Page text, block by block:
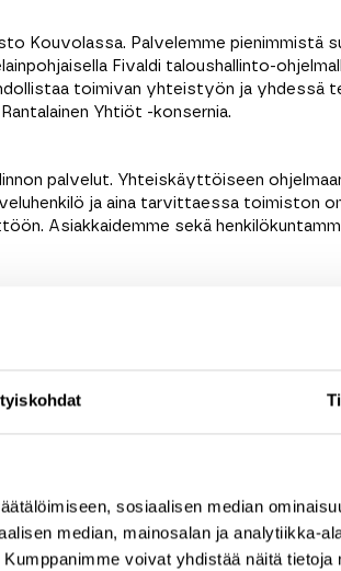
sosiaalisen median
median, mainosalan ja analytiikka-
voivat yhdistää näitä tietoja
Kouvolassa. Palvelemme pienimmistä
Fivaldi taloushallinto-
toimivan yhteistyön ja yhdessä
Yhtiöt -konsernia.
palvelut. Yhteiskäyttöiseen
ja aina tarvittaessa toimiston
Asiakkaidemme sekä
Sukunimi*
Y-tunnus